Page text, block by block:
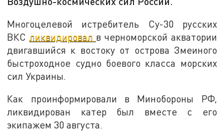
Многоцелевой истребитель Су-30 русских
ВКС ликвидировал в черноморской акватории
двигавшийся к востоку от острова Змеиного
быстроходное судно боевого класса морских
сил Украины.
Как проинформировали в Минобороны РФ,
ликвидирован катер был вместе с его
экипажем 30 августа.